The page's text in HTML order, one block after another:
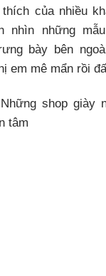
của nhiều
nhìn những
bày bên
em mê mẩn rồi
shop giày
tâm